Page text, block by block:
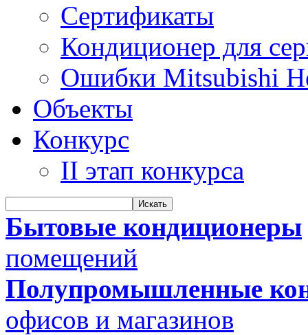
Сертификаты
Кондиционер для
Ошибки Mitsubishi
Объекты
Конкурс
II этап конкурса
Бытовые кондиционеры
помещений
Полупромышленные
офисов и магазинов